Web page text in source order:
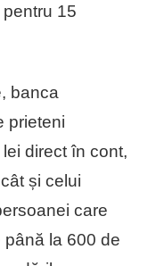
15
banca
prieteni
direct în cont,
și celui
care
la 600 de